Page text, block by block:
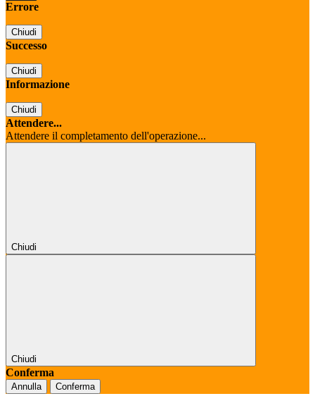
Errore
Chiudi
Successo
Chiudi
Informazione
Chiudi
Attendere...
Attendere il completamento dell'operazione...
Chiudi
Chiudi
Conferma
Annulla Conferma